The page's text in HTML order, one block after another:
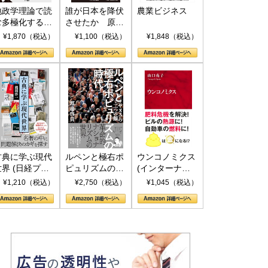
政学理論で読
多極化する世
トランプと
¥1,870（税込）
誰が日本を降伏
させたか 原爆
投下、ソ連参
(PHP新書)
¥1,100（税込）
農業ビジネス
¥1,848（税込）
典に学ぶ現代
界 (日経プレ
アシリーズ)
¥1,210（税込）
ルペンと極右ポ
ピュリズムの時
代：〈ヤヌス〉
¥2,750（税込）
ウンコノミクス
(インターナシ
ョナル新書)
¥1,045（税込）